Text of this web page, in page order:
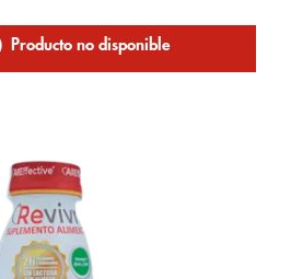
Producto no disponible